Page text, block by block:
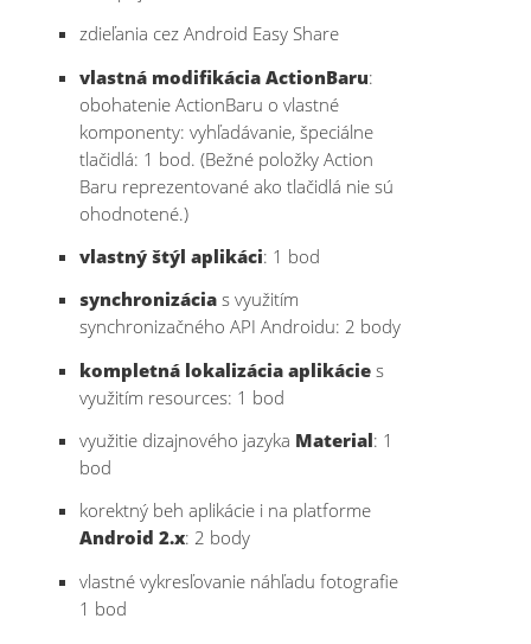
zdieľania cez Android Easy Share
vlastná modifikácia ActionBaru:
obohatenie ActionBaru o vlastné
komponenty: vyhľadávanie, špeciálne
tlačidlá: 1 bod. (Bežné položky Action
Baru reprezentované ako tlačidlá nie sú
ohodnotené.)
vlastný štýl aplikáci: 1 bod
synchronizácias využitím
synchronizačného API Androidu: 2 body
kompletná lokalizácia aplikácies
využitím resources: 1 bod
využitie dizajnového jazyka Material: 1
bod
korektný beh aplikácie i na platforme
Android 2.x: 2 body
vlastné vykresľovanie náhľadu fotografie
1 bod